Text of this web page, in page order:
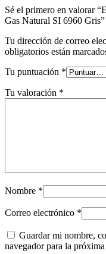
Sé el primero en valorar
Gas Natural SI 6960 Gris”
Tu dirección de correo
obligatorios están
Tu puntuación *
Tu valoración *
Nombre *
Correo electrónico *
Guardar mi nombre,
navegador para la